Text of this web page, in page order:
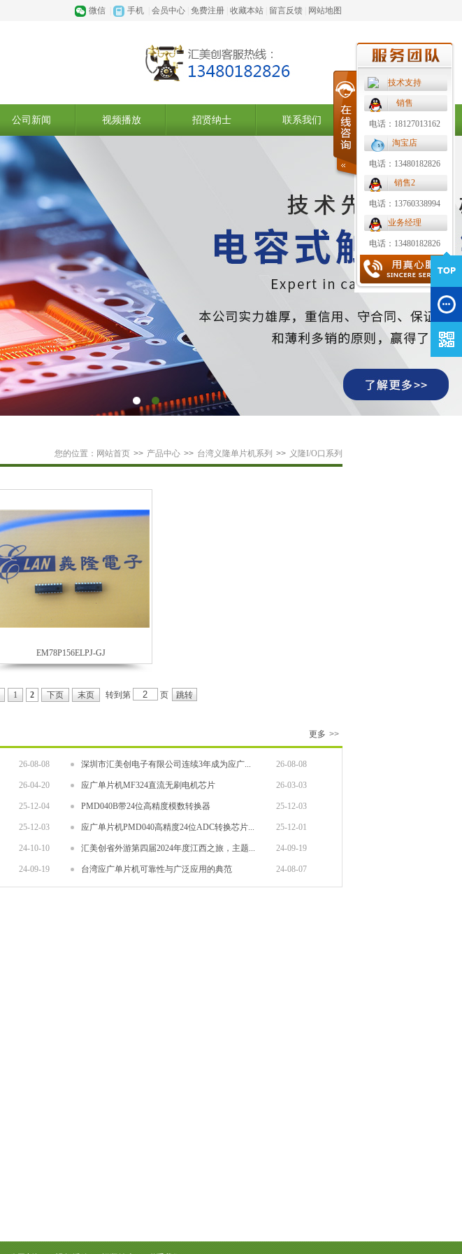
技术支持
销售
电话：18127013162
淘宝店
电话：13480182826
销售2
电话：13760338994
业务经理
电话：13480182826
微信 手机 会员中心 免费注册 收藏本站 留言反馈 网站地图
公司新闻 视频播放 招贤纳士 联系我们
百叶窗图片载入中
您的位置： 网站首页 >> 产品中心 >> 台湾义隆单片机系列 >> 义隆I/O口系列
EM78P156ELPJ-GJ
1 2 下页 末页 转到第 页
更多 >>
26-08-08 26-08-08
深圳市汇美创电子有限公司连续3年成为应广...
26-04-20 26-03-03
应广单片机MF324直流无刷电机芯片
25-12-04 25-12-03
PMD040B带24位高精度模数转换器
25-12-03 25-12-01
应广单片机PMD040高精度24位ADC转换芯片...
24-10-10 24-09-19
汇美创省外游第四届2024年度江西之旅，主题...
24-09-19 24-08-07
台湾应广单片机可靠性与广泛应用的典范